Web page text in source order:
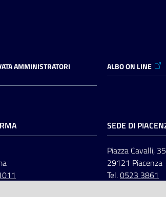
AMMINISTRATORI
ALBO ON LINE
SEDE DI
Piazza Cavalli, 35
29121 Piacenza
Tel.0523 3861